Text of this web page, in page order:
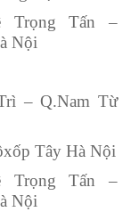
Tấn –
Nội
– Q.Nam Từ
Tây Hà Nội
Tấn –
Nội